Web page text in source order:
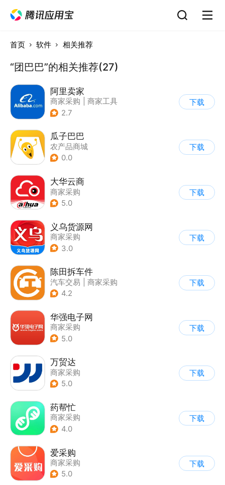
首页 软件 相关推荐
“团巴巴”的相关推荐(27)
阿里卖家
商家采购
商家工具
2.7
下载
瓜子巴巴
农产品商城
0.0
下载
大华云商
商家采购
5.0
下载
义乌货源网
商家采购
3.0
下载
陈田拆车件
汽车交易
商家采购
4.2
下载
华强电子网
商家采购
5.0
下载
万贸达
商家采购
5.0
下载
药帮忙
商家采购
4.0
下载
爱采购
商家采购
5.0
下载